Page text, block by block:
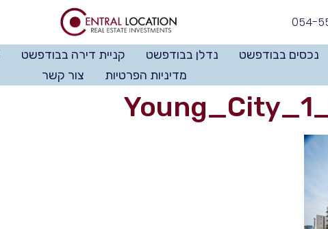
054-
נכסים בבודפשט נדלן בבודפשט קניית דירה בבודפשט
מדיניות הפרטיות
צור קשר